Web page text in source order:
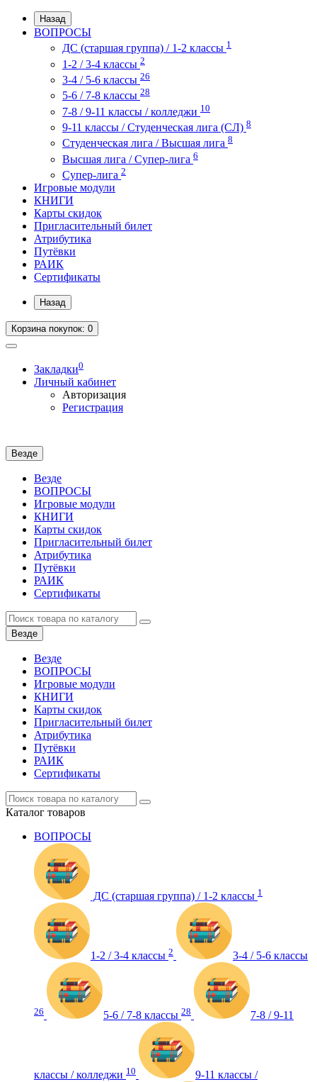
Назад
ВОПРОСЫ
ДС (старшая группа) / 1-2 классы 1
1-2 / 3-4 классы 2
3-4 / 5-6 классы 26
5-6 / 7-8 классы 28
7-8 / 9-11 классы / колледжи 10
9-11 классы / Студенческая лига (СЛ) 8
Студенческая лига / Высшая лига 8
Высшая лига / Супер-лига 6
Супер-лига 2
Игровые модули
КНИГИ
Карты скидок
Пригласительный билет
Атрибутика
Путёвки
РАИК
Сертификаты
Назад
Корзина покупок: 0
Закладки0
Личный кабинет
Авторизация
Регистрация
Везде
Везде
ВОПРОСЫ
Игровые модули
КНИГИ
Карты скидок
Пригласительный билет
Атрибутика
Путёвки
РАИК
Сертификаты
Везде
Везде
ВОПРОСЫ
Игровые модули
КНИГИ
Карты скидок
Пригласительный билет
Атрибутика
Путёвки
РАИК
Сертификаты
Каталог товаров
ВОПРОСЫ
ДС (старшая группа) / 1-2 классы 1
1-2 / 3-4 классы 2 3-4 / 5-6 классы
26 5-6 / 7-8 классы 28 7-8 / 9-11
классы / колледжи 10 9-11 классы /